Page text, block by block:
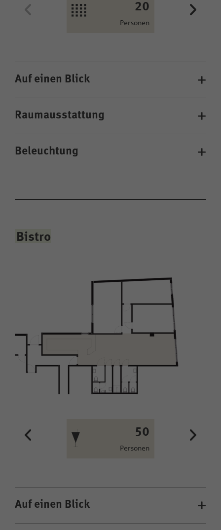
20
Personen
12
Personen
Auf einen Blick
Raumausstattung
Beleuchtung
Bistro
50
Personen
Auf einen Blick